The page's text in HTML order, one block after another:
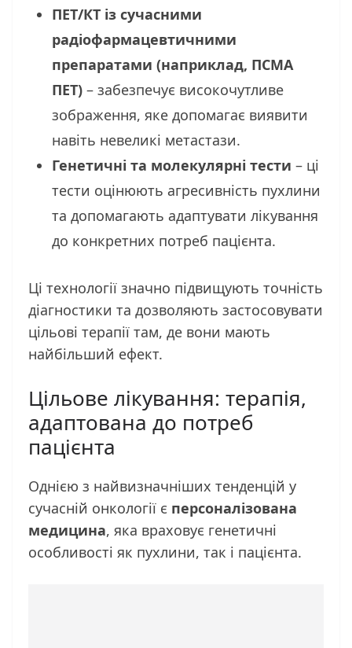
ПЕТ/КТ із сучасними
радіофармацевтичними
препаратами (наприклад, ПСМА
ПЕТ) – забезпечує високочутливе
зображення, яке допомагає виявити
навіть невеликі метастази.
Генетичні та молекулярні тести – ці
тести оцінюють агресивність пухлини
та допомагають адаптувати лікування
до конкретних потреб пацієнта.
Ці технології значно підвищують точність
діагностики та дозволяють застосовувати
цільові терапії там, де вони мають
найбільший ефект.
Цільове лікування: терапія,
адаптована до потреб
пацієнта
Однією з найвизначніших тенденцій у
сучасній онкології є персоналізована
медицина, яка враховує генетичні
особливості як пухлини, так і пацієнта.